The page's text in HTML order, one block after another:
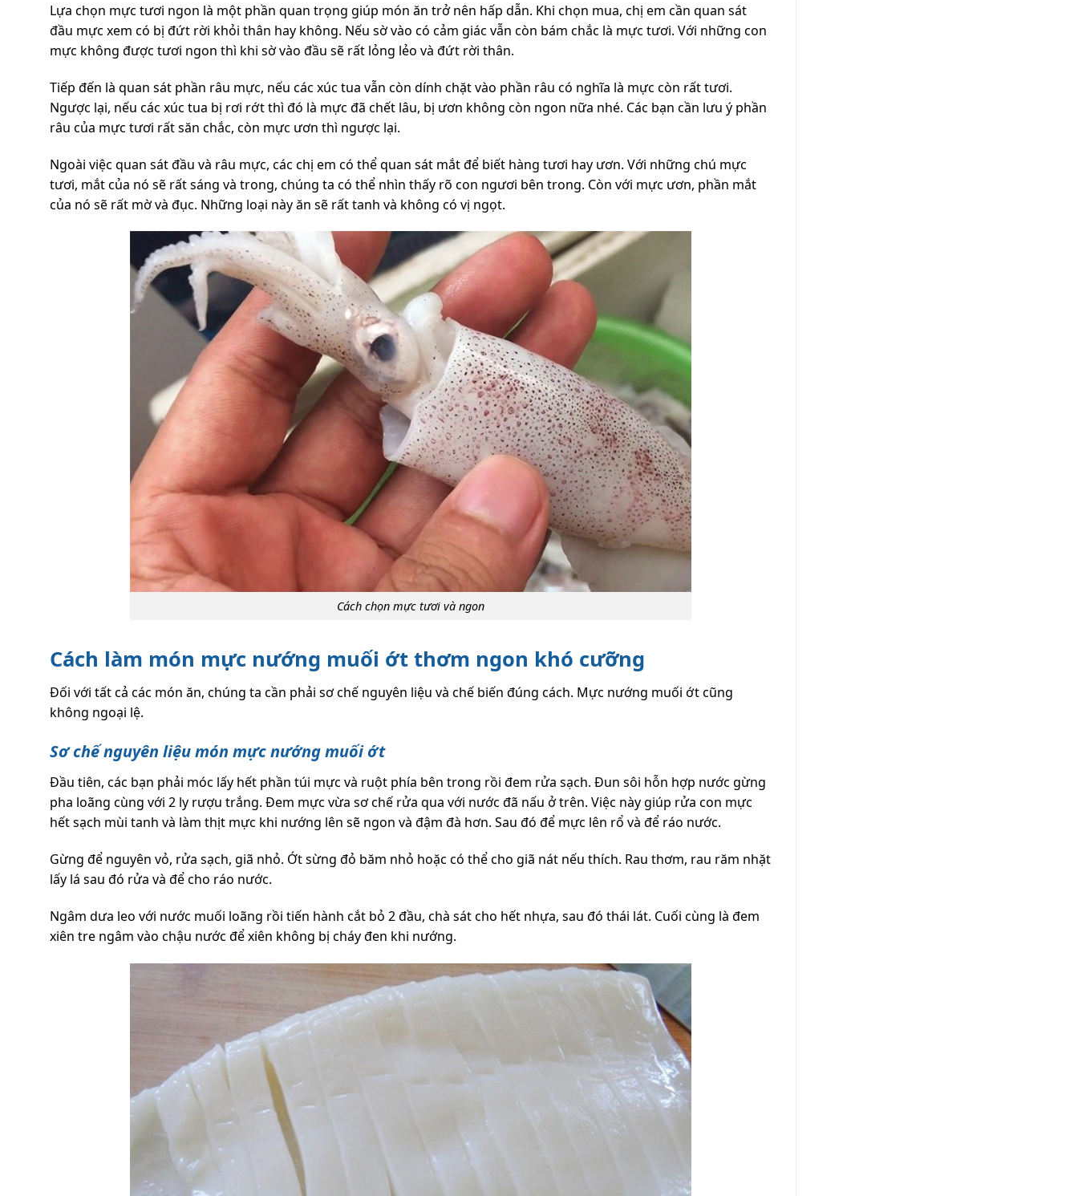
Lựa chọn mực tươi ngon là một phần quan trọng giúp món ăn trở nên hấp dẫn. Khi chọn mua, chị em cần quan sát
đầu mực xem có bị đứt rời khỏi thân hay không. Nếu sờ vào có cảm giác vẫn còn bám chắc là mực tươi. Với những con
mực không được tươi ngon thì khi sờ vào đầu sẽ rất lỏng lẻo và đứt rời thân.
Tiếp đến là quan sát phần râu mực, nếu các xúc tua vẫn còn dính chặt vào phần râu có nghĩa là mực còn rất tươi.
Ngược lại, nếu các xúc tua bị rơi rớt thì đó là mực đã chết lâu, bị ươn không còn ngon nữa nhé. Các bạn cần lưu ý phần
râu của mực tươi rất săn chắc, còn mực ươn thì ngược lại.
Ngoài việc quan sát đầu và râu mực, các chị em có thể quan sát mắt để biết hàng tươi hay ươn. Với những chú mực
tươi, mắt của nó sẽ rất sáng và trong, chúng ta có thể nhìn thấy rõ con ngươi bên trong. Còn với mực ươn, phần mắt
của nó sẽ rất mờ và đục. Những loại này ăn sẽ rất tanh và không có vị ngọt.
Cách chọn mực tươi và ngon
Cách làm món mực nướng muối ớt thơm ngon khó cưỡng
Đối với tất cả các món ăn, chúng ta cần phải sơ chế nguyên liệu và chế biến đúng cách. Mực nướng muối ớt cũng
không ngoại lệ.
Sơ chế nguyên liệu món mực nướng muối ớt
Đầu tiên, các bạn phải móc lấy hết phần túi mực và ruột phía bên trong rồi đem rửa sạch. Đun sôi hỗn hợp nước gừng
pha loãng cùng với 2 ly rượu trắng. Đem mực vừa sơ chế rửa qua với nước đã nấu ở trên. Việc này giúp rửa con mực
hết sạch mùi tanh và làm thịt mực khi nướng lên sẽ ngon và đậm đà hơn. Sau đó để mực lên rổ và để ráo nước.
Gừng để nguyên vỏ, rửa sạch, giã nhỏ. Ớt sừng đỏ băm nhỏ hoặc có thể cho giã nát nếu thích. Rau thơm, rau răm nhặt
lấy lá sau đó rửa và để cho ráo nước.
Ngâm dưa leo với nước muối loãng rồi tiến hành cắt bỏ 2 đầu, chà sát cho hết nhựa, sau đó thái lát. Cuối cùng là đem
xiên tre ngâm vào chậu nước để xiên không bị cháy đen khi nướng.